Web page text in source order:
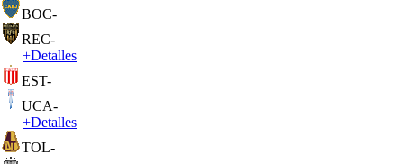
BOC-
REC-
+Detalles
EST-
UCA-
+Detalles
TOL-